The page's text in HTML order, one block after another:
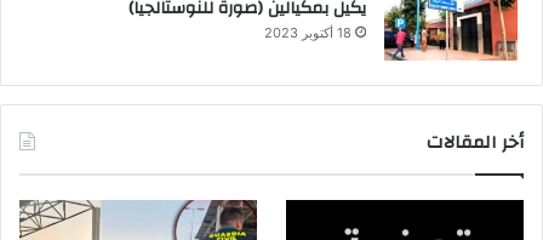
يكيل بمكيالين (صورة للنوستالجيا)
18 أكتوبر 2023
أخر المقالات